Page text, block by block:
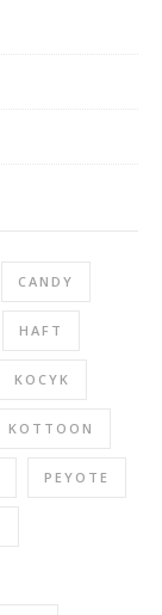
CANDY
HAFT
KOCYK
KOTTOON
PEYOTE